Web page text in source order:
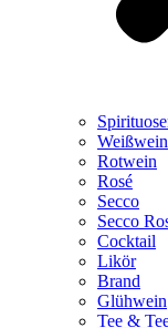
Weißwein
Rotwein
Rosé
Secco
Secco
Cocktail
Likör
Brand
Glühwein
Tee &